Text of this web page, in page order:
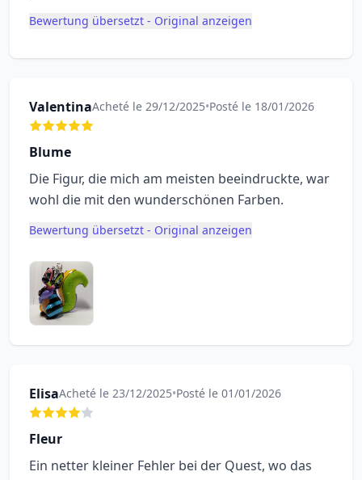
Bewertung übersetzt - Original anzeigen
ValentinaAcheté le 29/12/2025•Posté le 18/01/2026
Blume
Die Figur, die mich am meisten beeindruckte, war
wohl die mit den wunderschönen Farben.
Bewertung übersetzt - Original anzeigen
ElisaAcheté le 23/12/2025•Posté le 01/01/2026
Fleur
Ein netter kleiner Fehler bei der Quest, wo das